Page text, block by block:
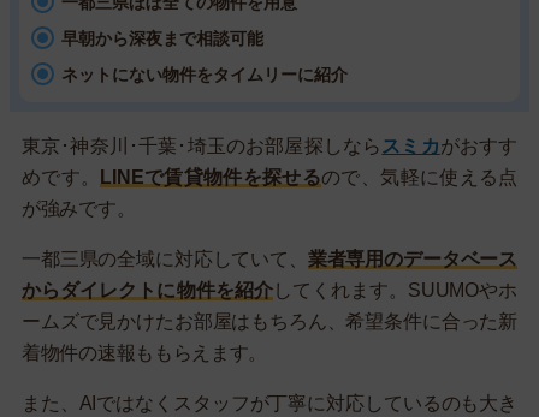
早朝から深夜まで相談可能
ネットにない物件をタイムリーに紹介
東京･神奈川･千葉･埼玉のお部屋探しなら スミカがおすす
めです。
LINEで賃貸物件を探せるので、気軽に使える点
が強みです。
一都三県の全域に対応していて、 業者専用のデータベース
からダイレクトに物件を紹介してくれます。SUUMOやホ
ームズで見かけたお部屋はもちろん、希望条件に合った新
着物件の速報ももらえます。
また、AIではなくスタッフが丁寧に対応しているのも大き